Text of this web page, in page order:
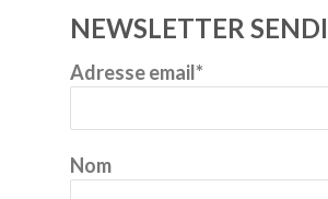
NEWSLETTER
Adresse email*
Nom